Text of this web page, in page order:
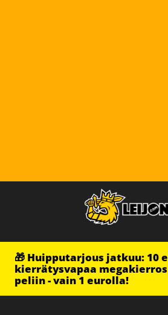
🎁 Huipputarjous jatkuu: 10
kierrätysvapaa megakierros
peliin - vain 1 eurolla!